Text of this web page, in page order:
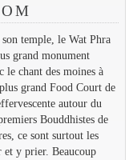
temple, le Wat Phra
grand monument
le chant des moines à
grand Food Court de
autour du
Bouddhistes de
ce sont surtout les
y prier. Beaucoup